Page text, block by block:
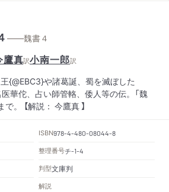
——魏書４
鷹真訳小南一郎訳
{@EBC3}や諸葛誕、蜀を滅ぼした
華佗、占い師管輅、倭人等の伝。「魏
。 【解説： 今鷹真 】
ISBN978-4-480-08044-8
整理番号チ-1-4
判型文庫判
解説